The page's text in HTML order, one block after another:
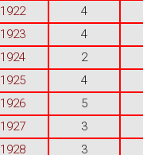
1922
4
1923
4
1924
2
1925
4
1926
5
1927
3
1928
3